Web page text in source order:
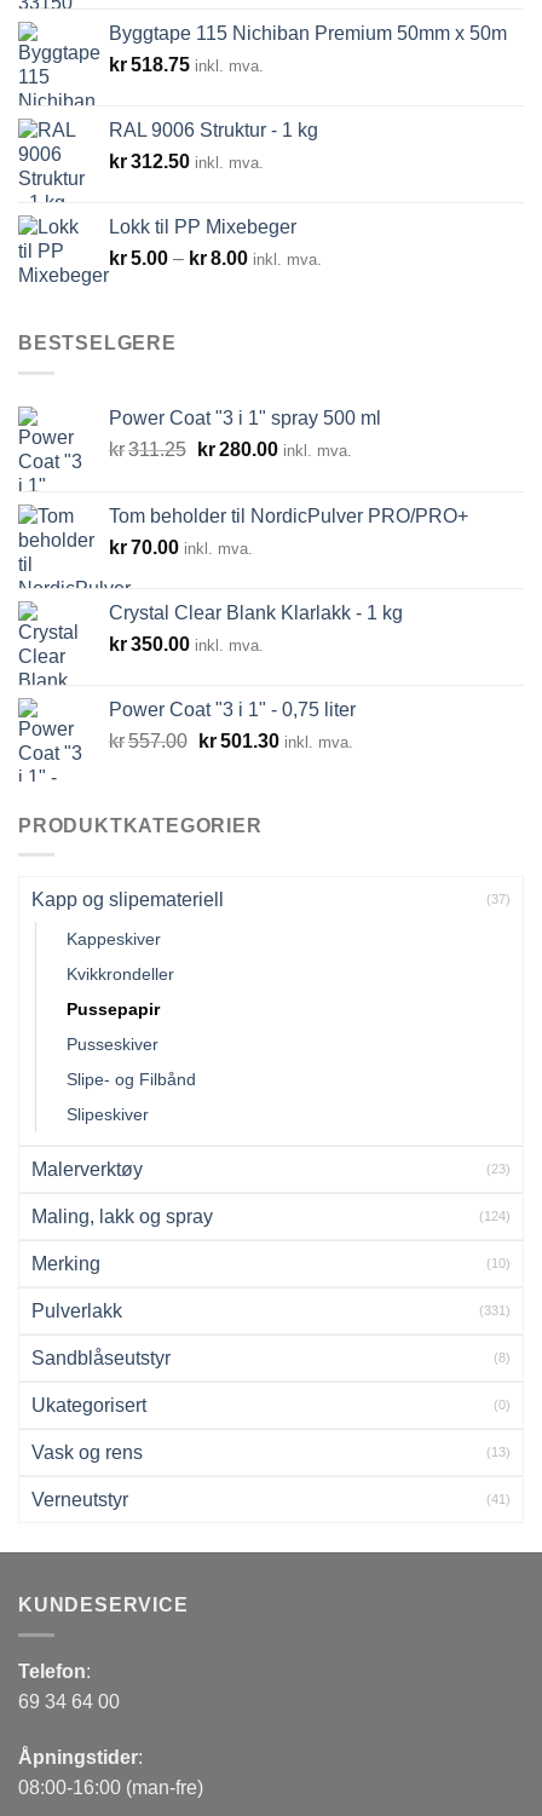
kr14,520.00
Byggtape 115 Nichiban Premium 50mm x 50m
kr518.75 inkl. mva.
RAL 9006 Struktur - 1 kg
kr312.50 inkl. mva.
Lokk til PP Mixebeger
kr5.00 – kr8.00Prisområde:
inkl. mva.
BESTSELGERE
Power Coat "3 i 1" spray 500 ml
kr311.25 Opprinnelig
kr311.25.
kr280.00Nåværende
kr280.00.
inkl. mva.
Tom beholder til NordicPulver PRO/PRO+
kr70.00 inkl. mva.
Crystal Clear Blank Klarlakk - 1 kg
kr350.00 inkl. mva.
Power Coat "3 i 1" - 0,75 liter
kr557.00 Opprinnelig
kr557.00.
kr501.30Nåværende
inkl. mva.
PRODUKTKATEGORIER
Kapp og slipemateriell (37)
Kappeskiver
Kvikkrondeller
Pussepapir
Pusseskiver
Slipe- og Filbånd
Slipeskiver
Malerverktøy (23)
Maling, lakk og spray (124)
Merking (10)
Pulverlakk (331)
Sandblåseutstyr (8)
Ukategorisert (0)
Vask og rens (13)
Verneutstyr (41)
KUNDESERVICE
Telefon:
69 34 64 00
Åpningstider:
08:00-16:00 (man-fre)